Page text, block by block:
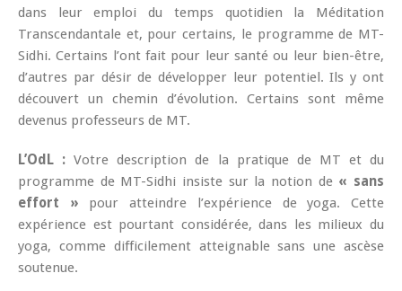
dans leur emploi du temps quotidien la Méditation
Transcendantale et, pour certains, le programme de MT-
Sidhi. Certains l’ont fait pour leur santé ou leur bien-être,
d’autres par désir de développer leur potentiel. Ils y ont
découvert un chemin d’évolution. Certains sont même
devenus professeurs de MT.
L’OdL : Votre description de la pratique de MT et du
programme de MT-Sidhi insiste sur la notion de « sans
effort » pour atteindre l’expérience de yoga. Cette
expérience est pourtant considérée, dans les milieux du
yoga, comme difficilement atteignable sans une ascèse
soutenue.